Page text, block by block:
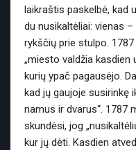
laikraštis paskelbė, kad
du nusikaltėliai: vienas
rykščių prie stulpo.
„miesto valdžia kasdien
kurių ypač pagausėjo.
kad jų gaujoje susirinkę
namus ir dvarus“. 1787
skundėsi, jog
kur jų dėti. Kasdien